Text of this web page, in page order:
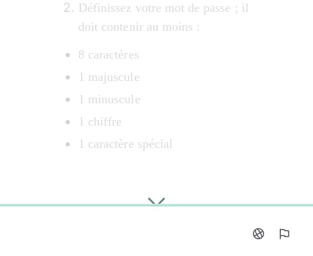
Définissez votre mot de passe ; il
doit contenir au moins :
8 caractères
1 majuscule
1 minuscule
1 chiffre
1 caractère spécial
0%